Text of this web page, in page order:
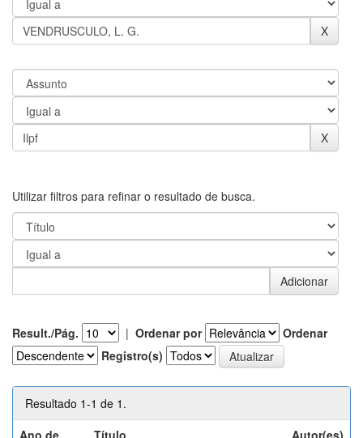
Utilizar filtros para refinar o resultado de busca.
Result./Pág. | Ordenar por
Ordenar
Registro(s)
Resultado 1-1 de 1.
Ano de
Título Autor(es)